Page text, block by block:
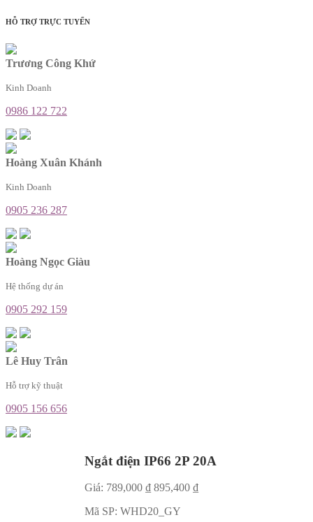
HỖ TRỢ TRỰC TUYẾN
Trương Công Khứ
Kinh Doanh
0986 122 722
Hoàng Xuân Khánh
Kinh Doanh
0905 236 287
Hoàng Ngọc Giàu
Hệ thống dự án
0905 292 159
Lê Huy Trân
Hỗ trợ kỹ thuật
0905 156 656
Ngắt điện IP66 2P 20A
Giá: 789,000 ₫ 895,400 ₫
Mã SP: WHD20_GY